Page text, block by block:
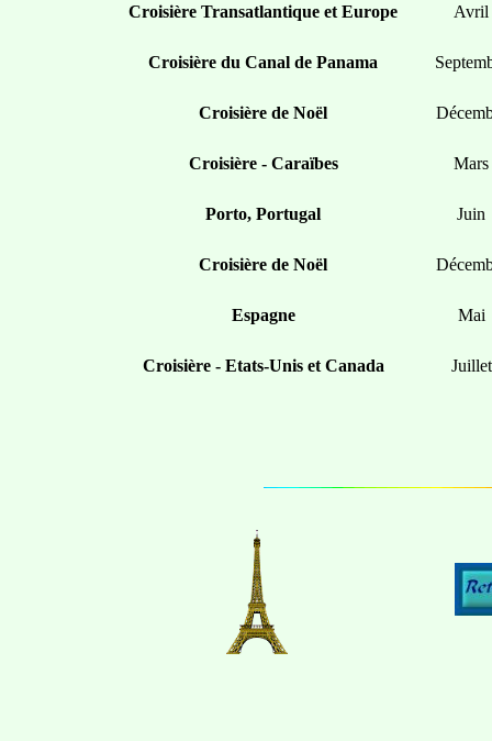
Croisière Transatlantique et Europe Avril
Croisière du Canal de Panama
Croisière de Noël
Croisière - Caraïbes Mars
Porto, Portugal Juin
Croisière de Noël
Espagne Mai
Croisière - Etats-Unis et Canada Juillet